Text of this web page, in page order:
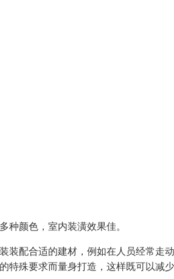
颜色，室内装潢效果佳。
装配合适的建材，例如在人员经常走
殊要求而量身打造，这样既可以减